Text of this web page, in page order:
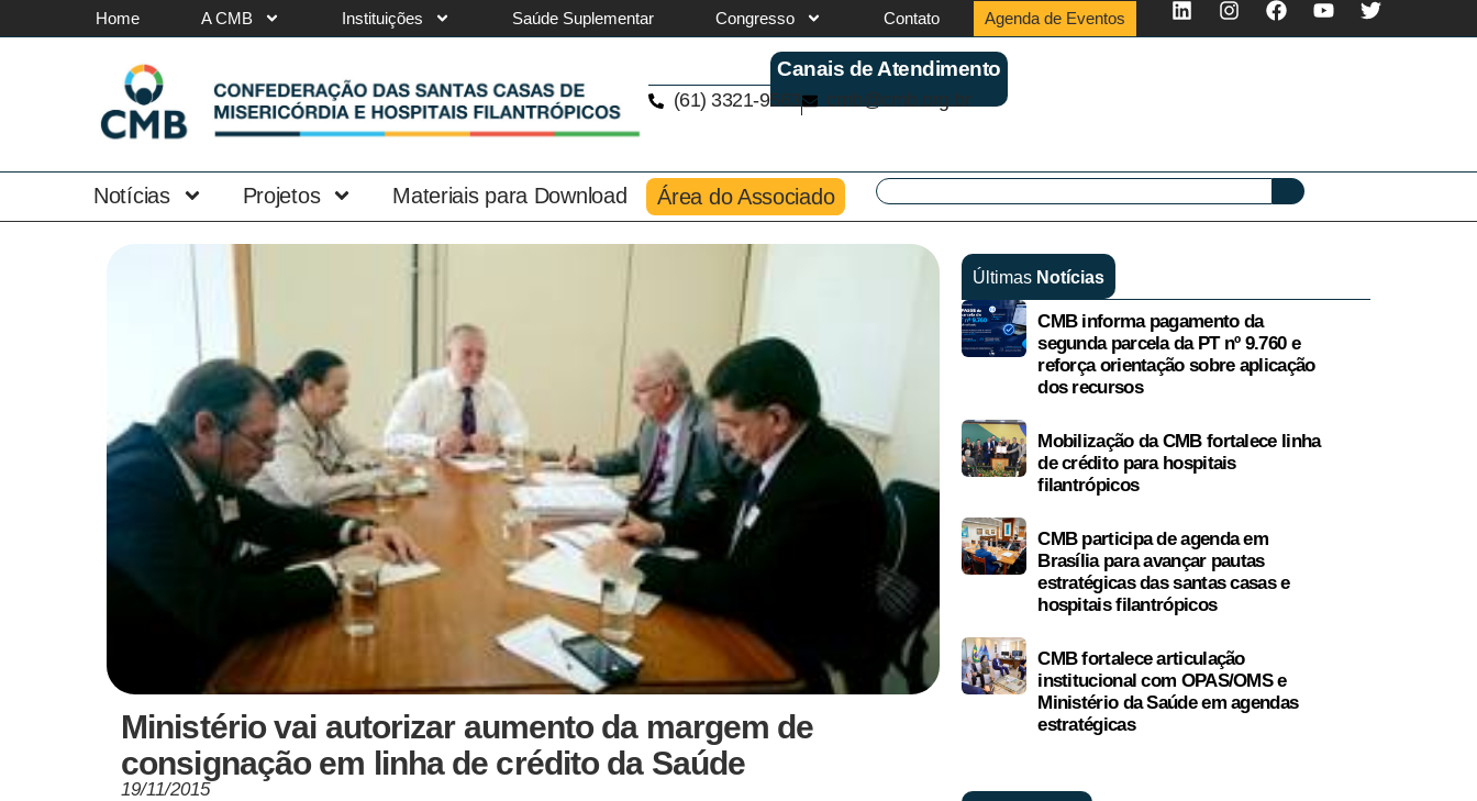
Home A CMB Instituições Saúde Suplementar Congresso Contato Agenda de Eventos
Canais de Atendimento
(61) 3321-9563 cmb@cmb.org.br
Notícias Projetos Materiais para Download Área do Associado
Ministério vai autorizar aumento da margem de
consignação em linha de crédito da Saúde
19/11/2015
Últimas Notícias
CMB informa pagamento da
segunda parcela da PT nº 9.760 e
reforça orientação sobre aplicação
dos recursos
Mobilização da CMB fortalece linha
de crédito para hospitais
filantrópicos
CMB participa de agenda em
Brasília para avançar pautas
estratégicas das santas casas e
hospitais filantrópicos
CMB fortalece articulação
institucional com OPAS/OMS e
Ministério da Saúde em agendas
estratégicas